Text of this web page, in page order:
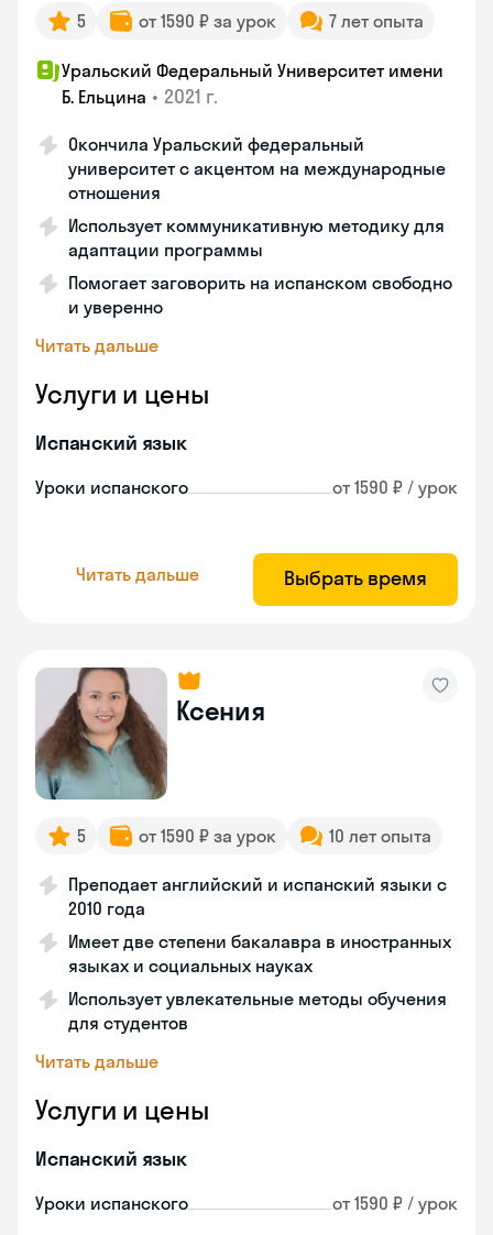
5 от 1590 ₽ за урок 7 лет опыта
Уральский Федеральный Университет имени
Б. Ельцина • 2021 г.
Окончила Уральский федеральный
университет с акцентом на международные
отношения
Использует коммуникативную методику для
адаптации программы
Помогает заговорить на испанском свободно
и уверенно
Читать дальше
Услуги и цены
Испанский язык
Уроки испанского от 1590 ₽ / урок
Читать дальше Выбрать время
Ксения
5 от 1590 ₽ за урок 10 лет опыта
Преподает английский и испанский языки с
2010 года
Имеет две степени бакалавра в иностранных
языках и социальных науках
Использует увлекательные методы обучения
для студентов
Читать дальше
Услуги и цены
Испанский язык
Уроки испанского от 1590 ₽ / урок